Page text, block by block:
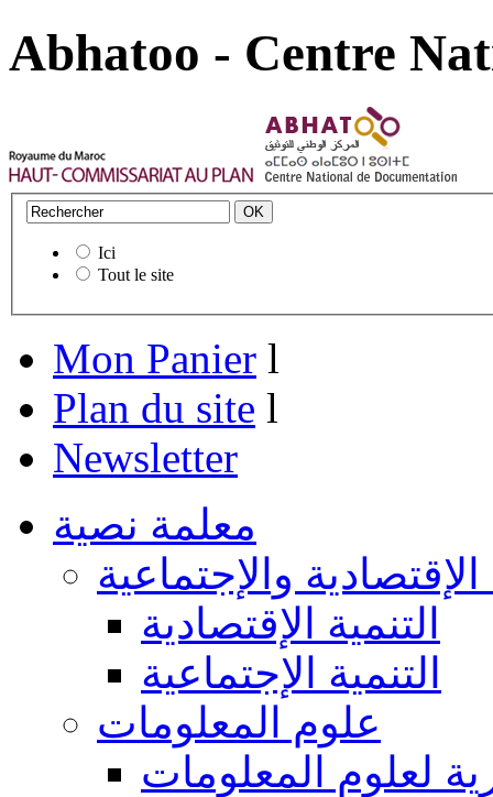
Abhatoo - Centre
Ici
Tout le site
Mon Panier l
Plan du site l
Newsletter
معلمة نصية
الإقتصادية والإجتماعية
التنمية الإقتصادية
التنمية الإجتماعية
علوم المعلومات
لعلوم المعلومات